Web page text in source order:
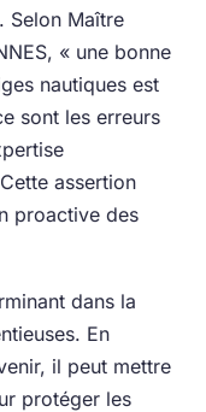
Selon Maître
« une bonne
nautiques est
sont les erreurs
assertion
proactive des
dans la
En
il peut mettre
protéger les